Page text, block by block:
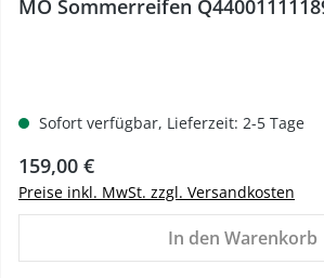
MO Sommerreifen
Sofort verfügbar, Lieferzeit: 2-5 Tage
Regulärer Preis:
159,00 €
Preise inkl. MwSt. zzgl. Versandkosten
In den Warenkorb